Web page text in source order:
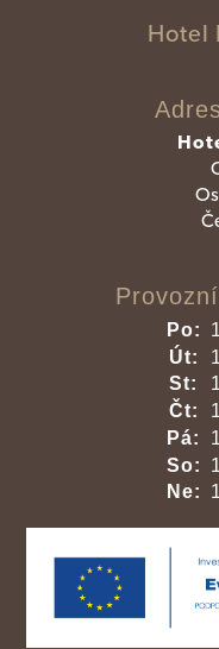
Hotel
Po:
Út:
St:
Čt:
Pá:
So:
Ne: